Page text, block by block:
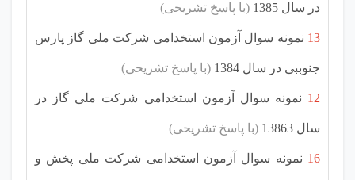
در سال 1385 (با پاسخ تشریحی)
13 نمونه سوال آزمون استخدامی شرکت ملی گاز پارس
جنوببی در سال 1384 (با پاسخ تشریحی)
12 نمونه سوال آزمون استخدامی شرکت ملی گاز در
سال 13863 (با پاسخ تشریحی)
16 نمونه سوال آزمون استخدامی شرکت ملی پخش و